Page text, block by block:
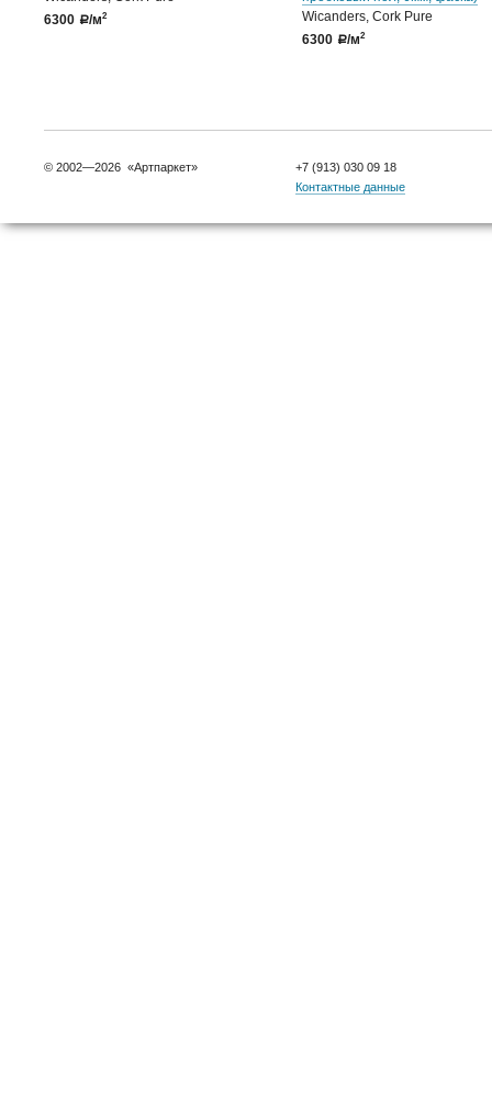
6300
a/м2
Wicanders, Cork Pure
6300
a/м2
© 2002—2026 «Артпаркет»
+7 (913) 030 09 18
Контактные данные